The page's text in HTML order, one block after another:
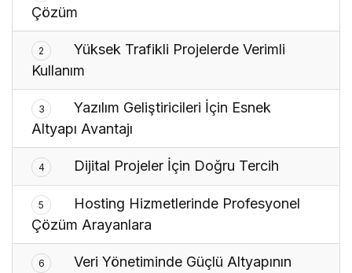
Çözüm
2
Yüksek Trafikli Projelerde Verimli
Kullanım
3
Yazılım Geliştiricileri İçin Esnek
Altyapı Avantajı
4 Dijital Projeler İçin Doğru Tercih
5
Hosting Hizmetlerinde Profesyonel
Çözüm Arayanlara
6
Veri Yönetiminde Güçlü Altyapının